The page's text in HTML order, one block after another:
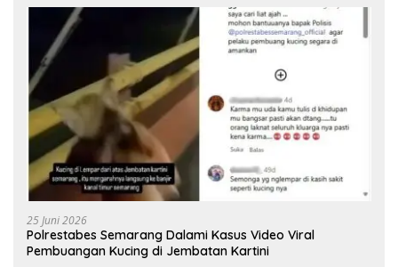
25 Juni 2026
Polrestabes Semarang Dalami Kasus Video Viral
Pembuangan Kucing di Jembatan Kartini